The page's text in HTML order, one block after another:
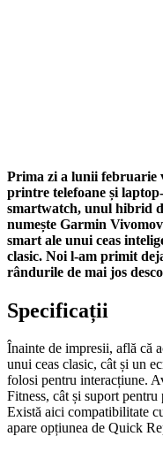
Prima zi a lunii februarie
printre telefoane și
smartwatch, unul hibrid
numește Garmin
smart ale unui ceas
clasic. Noi l-am primit
rândurile de mai jos
Specificații
Înainte de impresii, află că
unui ceas clasic, cât și un
folosi pentru interacțiune.
Fitness, cât și suport
Există aici compatibilitate
apare opțiunea de Quick